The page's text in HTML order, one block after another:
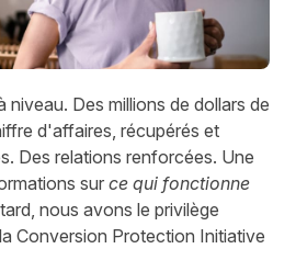
niveau. Des millions de dollars de
d'affaires, récupérés et
Des relations renforcées. Une
surce qui fonctionne
nous avons le privilège
Conversion Protection Initiative